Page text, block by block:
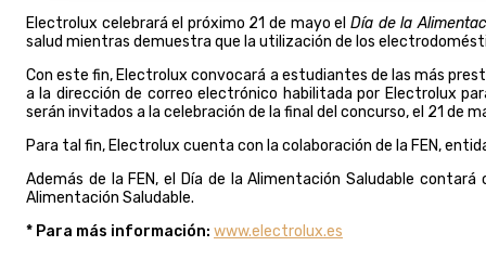
Electrolux celebrará el próximo 21 de mayo el Día de la
salud mientras demuestra que la utilización de los
Con este fin, Electrolux convocará a estudiantes de las más
a la dirección de correo electrónico habilitada por Electrolux
serán invitados a la celebración de la final del concurso, el 21 de
Para tal fin, Electrolux cuenta con la colaboración de la FEN,
Además de la FEN, el Día de la Alimentación Saludable
Alimentación Saludable.
* Para más información: www.electrolux.es